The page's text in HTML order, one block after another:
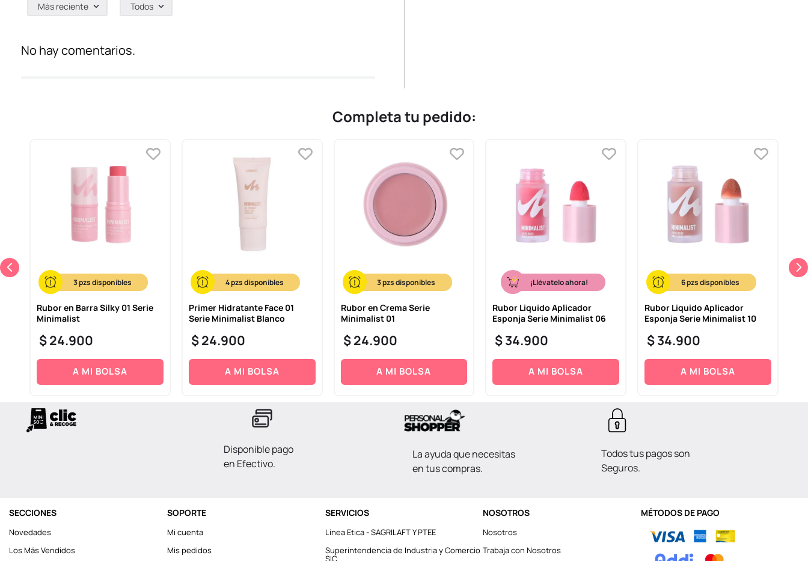
Más reciente Todos
No hay comentarios.
Completa tu pedido:
3
Rubor en Barra Silky 01 Serie
Minimalist
$24.900
A MI BOLSA
4
Primer Hidratante Face 01
Serie Minimalist Blanco
$24.900
A MI BOLSA
3
Rubor en Crema Serie
Minimalist 01
$24.900
A MI BOLSA
¡Llévatelo ahora!
Rubor Liquido Aplicador
Esponja Serie Minimalist 06
$34.900
A MI BOLSA
6
Rubor Liquido Aplicador
Esponja Serie Minimalist 10
$34.900
A MI BOLSA
Disponible pago
en Efectivo.
La ayuda que necesitas
en tus compras.
Todos tus pagos son
Seguros.
SECCIONES
Novedades
Los Más Vendidos
SOPORTE
Mi cuenta
Mis pedidos
SERVICIOS
Línea Etica - SAGRILAFT Y PTEE
Superintendencia de Industria y Comercio
SIC
NOSOTROS
Nosotros
Trabaja con Nosotros
MÉTODOS DE PAGO